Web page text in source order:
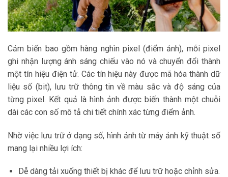
Cảm biến bao gồm hàng nghìn pixel (điểm ảnh), mỗi pixel
ghi nhận lượng ánh sáng chiếu vào nó và chuyển đổi thành
một tín hiệu điện tử. Các tín hiệu này được mã hóa thành dữ
liệu số (bit), lưu trữ thông tin về màu sắc và độ sáng của
từng pixel. Kết quả là hình ảnh được biến thành một chuỗi
dài các con số mô tả chi tiết chính xác từng điểm ảnh.
Nhờ việc lưu trữ ở dạng số, hình ảnh từ máy ảnh kỹ thuật số
mang lại nhiều lợi ích:
Dễ dàng tải xuống thiết bị khác để lưu trữ hoặc chỉnh sửa.